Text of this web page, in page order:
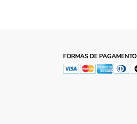
FORMAS DE PAGAMENTO